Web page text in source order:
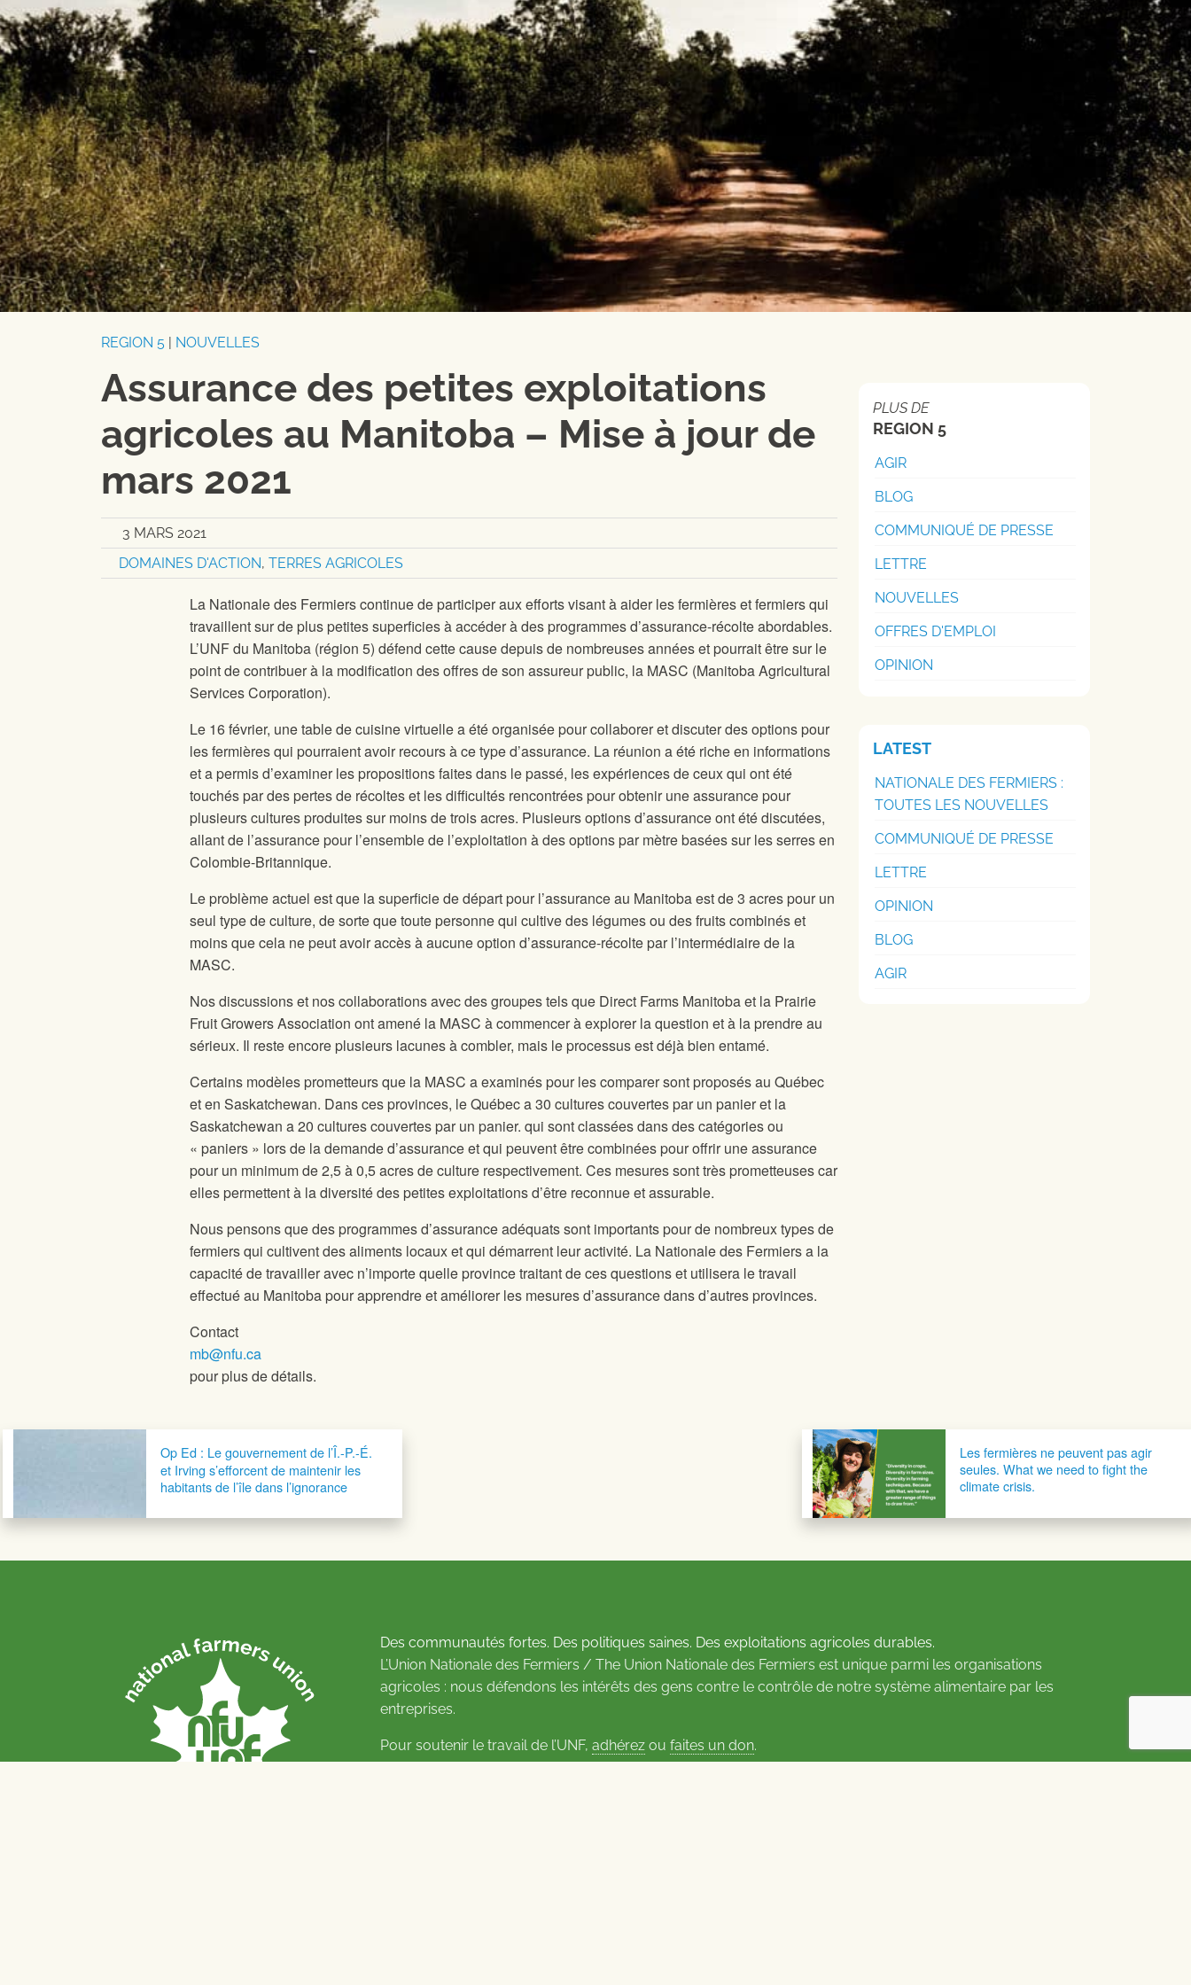
REGION 5 NOUVELLES
Assurance des petites exploitations
agricoles au Manitoba – Mise à jour de
mars 2021
3 MARS 2021
DOMAINES D'ACTION, TERRES AGRICOLES
La Nationale des Fermiers continue de participer aux efforts visant à aider les fermières et fermiers qui
travaillent sur de plus petites superficies à accéder à des programmes d’assurance-récolte abordables.
L’UNF du Manitoba (région 5) défend cette cause depuis de nombreuses années et pourrait être sur le
point de contribuer à la modification des offres de son assureur public, la MASC (Manitoba Agricultural
Services Corporation).
Le 16 février, une table de cuisine virtuelle a été organisée pour collaborer et discuter des options pour
les fermières qui pourraient avoir recours à ce type d’assurance. La réunion a été riche en informations
et a permis d’examiner les propositions faites dans le passé, les expériences de ceux qui ont été
touchés par des pertes de récoltes et les difficultés rencontrées pour obtenir une assurance pour
plusieurs cultures produites sur moins de trois acres. Plusieurs options d’assurance ont été discutées,
allant de l’assurance pour l’ensemble de l’exploitation à des options par mètre basées sur les serres en
Colombie-Britannique.
Le problème actuel est que la superficie de départ pour l’assurance au Manitoba est de 3 acres pour un
seul type de culture, de sorte que toute personne qui cultive des légumes ou des fruits combinés et
moins que cela ne peut avoir accès à aucune option d’assurance-récolte par l’intermédiaire de la
MASC.
Nos discussions et nos collaborations avec des groupes tels que Direct Farms Manitoba et la Prairie
Fruit Growers Association ont amené la MASC à commencer à explorer la question et à la prendre au
sérieux. Il reste encore plusieurs lacunes à combler, mais le processus est déjà bien entamé.
Certains modèles prometteurs que la MASC a examinés pour les comparer sont proposés au Québec
et en Saskatchewan. Dans ces provinces, le Québec a 30 cultures couvertes par un panier et la
Saskatchewan a 20 cultures couvertes par un panier. qui sont classées dans des catégories ou
« paniers » lors de la demande d’assurance et qui peuvent être combinées pour offrir une assurance
pour un minimum de 2,5 à 0,5 acres de culture respectivement. Ces mesures sont très prometteuses car
elles permettent à la diversité des petites exploitations d’être reconnue et assurable.
Nous pensons que des programmes d’assurance adéquats sont importants pour de nombreux types de
fermiers qui cultivent des aliments locaux et qui démarrent leur activité. La Nationale des Fermiers a la
capacité de travailler avec n’importe quelle province traitant de ces questions et utilisera le travail
effectué au Manitoba pour apprendre et améliorer les mesures d’assurance dans d’autres provinces.
Contact
mb@nfu.ca
pour plus de détails.
PLUS DE
REGION 5
AGIR
BLOG
COMMUNIQUÉ DE PRESSE
LETTRE
NOUVELLES
OFFRES D'EMPLOI
OPINION
LATEST
NATIONALE DES FERMIERS :
TOUTES LES NOUVELLES
COMMUNIQUÉ DE PRESSE
LETTRE
OPINION
BLOG
AGIR
Navigation postaleOp Ed : Le gouvernement de l’Î.-P.-É.
et Irving s’efforcent de maintenir les
habitants de l’île dans l’ignorance
Les fermières ne peuvent pas agir
seules. What we need to fight the
climate crisis.
Des communautés fortes. Des politiques saines. Des exploitations agricoles durables.
L’Union Nationale des Fermiers / The Union Nationale des Fermiers est unique parmi les organisations
agricoles : nous défendons les intérêts des gens contre le contrôle de notre système alimentaire par les
entreprises.
Pour soutenir le travail de l’UNF, adhérez ou faites un don.